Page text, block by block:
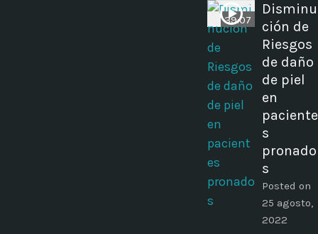
39:07
Disminu
ción de
Riesgos
de daño
de piel
en
paciente
s
pronado
s
Posted on
25 agosto,
2022